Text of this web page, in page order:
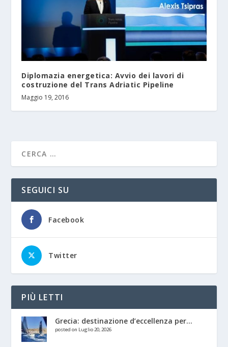
Diplomazia energetica: Avvio dei lavori di
costruzione del Trans Adriatic Pipeline
Maggio 19, 2016
SEGUICI SU
Facebook
Twitter
PIÙ LETTI
Grecia: destinazione d’eccellenza per...
posted on Luglio 20, 2026